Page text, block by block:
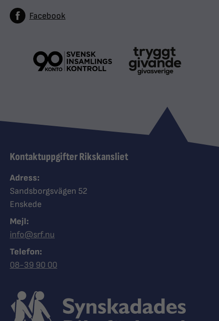
Facebook
Kontaktuppgifter Rikskansliet
Adress:
Sandsborgsvägen 52
Enskede
Mejl:
info@srf.nu
Telefon:
Ring Synskadades riksförbund
08-39 90 00